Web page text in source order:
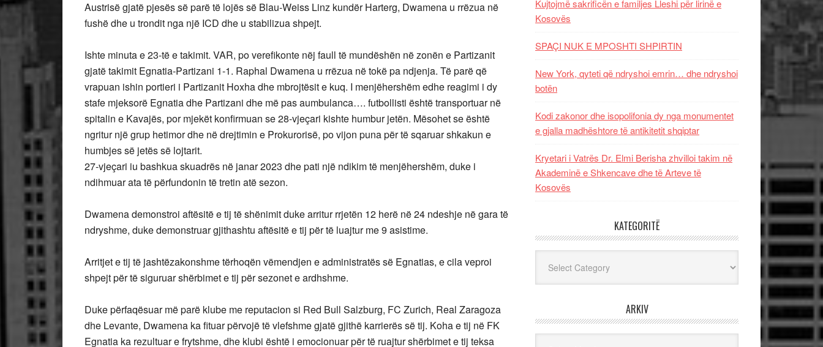
Austrisë gjatë pjesës së parë të lojës së Blau-Weiss Linz kundër Harterg, Dwamena u rrëzua në
fushë dhe u trondit nga një ICD dhe u stabilizua shpejt.
Ishte minuta e 23-të e takimit. VAR, po verefikonte nëj faull të mundëshën në zonën e Partizanit
gjatë takimit Egnatia-Partizani 1-1. Raphal Dwamena u rrëzua në tokë pa ndjenja. Të parë që
vrapuan ishin portieri i Partizanit Hoxha dhe mbrojtësit e kuq. I menjëhershëm edhe reagimi i dy
stafe mjeksorë Egnatia dhe Partizani dhe më pas aumbulanca…. futbollisti është transportuar në
spitalin e Kavajës, por mjekët konfirmuan se 28-vjeçari kishte humbur jetën. Mësohet se është
ngritur një grup hetimor dhe në drejtimin e Prokurorisë, po vijon puna për të sqaruar shkakun e
humbjes së jetës së lojtarit.
27-vjeçari iu bashkua skuadrës në janar 2023 dhe pati një ndikim të menjëhershëm, duke i
ndihmuar ata të përfundonin të tretin atë sezon.
Dwamena demonstroi aftësitë e tij të shënimit duke arritur rrjetën 12 herë në 24 ndeshje në gara të
ndryshme, duke demonstruar gjithashtu aftësitë e tij për të luajtur me 9 asistime.
Arritjet e tij të jashtëzakonshme tërhoqën vëmendjen e administratës së Egnatias, e cila veproi
shpejt për të siguruar shërbimet e tij për sezonet e ardhshme.
Duke përfaqësuar më parë klube me reputacion si Red Bull Salzburg, FC Zurich, Real Zaragoza
dhe Levante, Dwamena ka fituar përvojë të vlefshme gjatë gjithë karrierës së tij. Koha e tij në FK
Egnatia ka rezultuar e frytshme, dhe klubi është i emocionuar për të ruajtur shërbimet e tij teksa
Kujtojmë sakrificën e familjes Lleshi për lirinë e
Kosovës
SPAÇI NUK E MPOSHTI SHPIRTIN
New York, qyteti që ndryshoi emrin… dhe ndryshoi
botën
Kodi zakonor dhe isopolifonia dy nga monumentet
e gjalla madhështore të antikitetit shqiptar
Kryetari i Vatrës Dr. Elmi Berisha zhvilloi takim në
Akademinë e Shkencave dhe të Arteve të
Kosovës
KATEGORITË
ARKIV